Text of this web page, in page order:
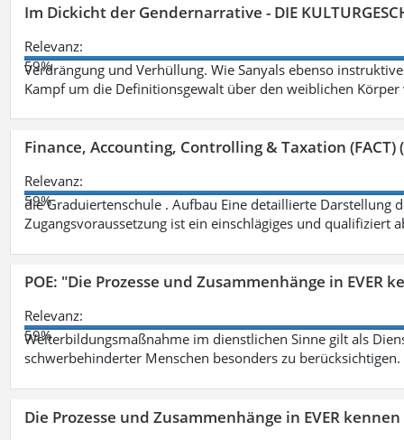
Im Dickicht der Gendernarrative - DIE
Relevanz:
59%
Verdrängung und Verhüllung. Wie Sanyals ebenso
Kampf um die Definitionsgewalt über den weiblichen
Finance, Accounting, Controlling & Taxation (FACT)
Relevanz:
59%
die Graduiertenschule . Aufbau Eine detaillierte Darstellung
Zugangsvoraussetzung ist ein einschlägiges und qualifiziert
POE: "Die Prozesse und Zusammenhänge in EVER
Relevanz:
59%
Weiterbildungsmaßnahme im dienstlichen Sinne gilt als
schwerbehinderter Menschen besonders zu berücksichtigen.
Die Prozesse und Zusammenhänge in EVER